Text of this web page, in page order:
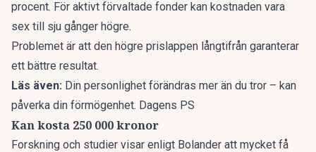
procent. För aktivt förvaltade fonder kan kostnaden vara
sex till sju gånger högre.
Problemet är att den högre prislappen långtifrån garanterar
ett bättre resultat.
Läs även: Din personlighet förändras mer än du tror – kan
påverka din förmögenhet. Dagens PS
Kan kosta 250 000 kronor
Forskning och studier visar enligt Bolander att mycket få